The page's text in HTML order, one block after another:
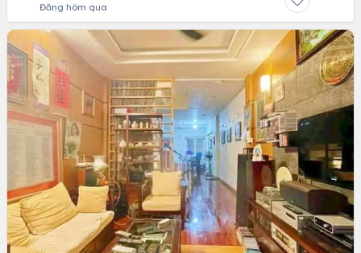
Đăng hôm qua